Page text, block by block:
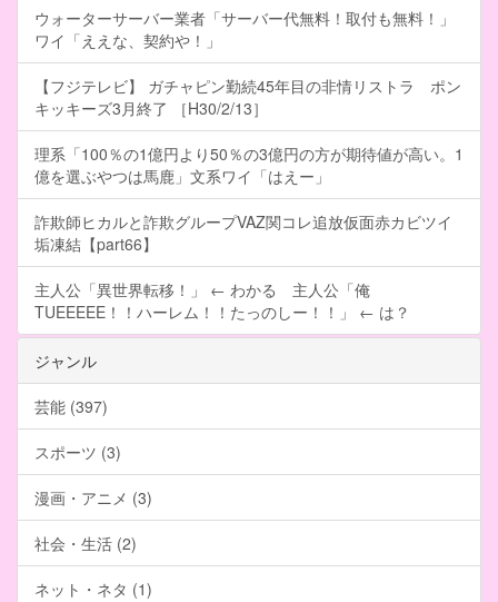
ウォーターサーバー業者「サーバー代無料！取付も無料！」
ワイ「ええな、契約や！」
【フジテレビ】 ガチャピン勤続45年目の非情リストラ ポン
キッキーズ3月終了 ［H30/2/13］
理系「100％の1億円より50％の3億円の方が期待値が高い。1
億を選ぶやつは馬鹿」文系ワイ「はえー」
詐欺師ヒカルと詐欺グループVAZ関コレ追放仮面赤カビツイ
垢凍結【part66】
主人公「異世界転移！」 ← わかる 主人公「俺
TUEEEEE！！ハーレム！！たっのしー！！」 ← は？
ジャンル
芸能 (397)
スポーツ (3)
漫画・アニメ (3)
社会・生活 (2)
ネット・ネタ (1)